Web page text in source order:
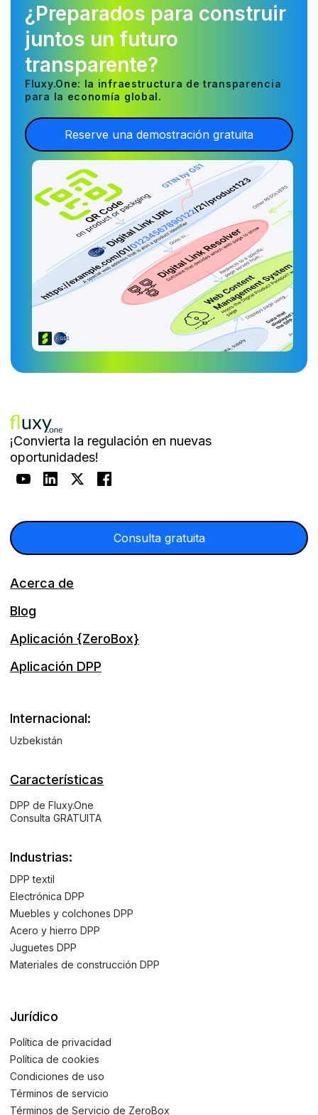
¿Preparados para construir
juntos un futuro
transparente?
Fluxy.One: la infraestructura de transparencia
para la economía global.
Reserve una demostración gratuita
¡Convierta la regulación en nuevas
oportunidades!
Consulta gratuita
Acerca de
Blog
Aplicación {ZeroBox}
Aplicación DPP
Internacional:
Uzbekistán
Características
DPP de Fluxy.One
Consulta GRATUITA
Industrias:
DPP textil
Electrónica DPP
Muebles y colchones DPP
Acero y hierro DPP
Juguetes DPP
Materiales de construcción DPP
Jurídico
Política de privacidad
Política de cookies
Condiciones de uso
Términos de servicio
Términos de Servicio de ZeroBox